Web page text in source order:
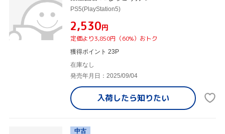
PS5(PlayStation5)
¥2,530円
定価より3,850円（60%）おトク
獲得ポイント 23P
在庫なし
発売年月日：2025/09/04
入荷したら知りたい
中古